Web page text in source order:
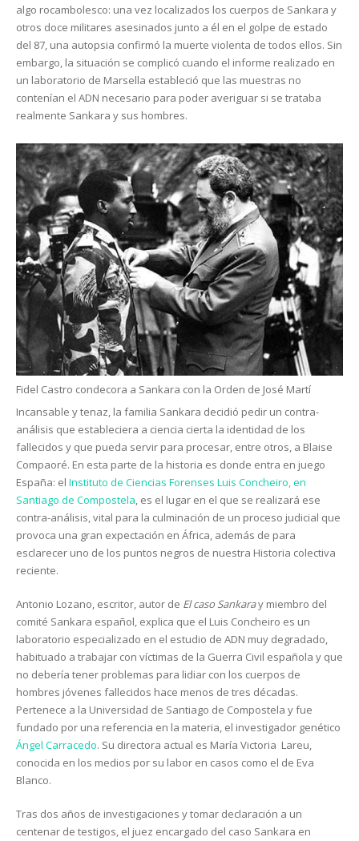
algo rocambolesco: una vez localizados los cuerpos de Sankara y
otros doce militares asesinados junto a él en el golpe de estado
del 87, una autopsia confirmó la muerte violenta de todos ellos. Sin
embargo, la situación se complicó cuando el informe realizado en
un laboratorio de Marsella estableció que las muestras no
contenían el ADN necesario para poder averiguar si se trataba
realmente Sankara y sus hombres.
Fidel Castro condecora a Sankara con la Orden de José Martí
Incansable y tenaz, la familia Sankara decidió pedir un contra-
análisis que estableciera a ciencia cierta la identidad de los
fallecidos y que pueda servir para procesar, entre otros, a Blaise
Compaoré. En esta parte de la historia es donde entra en juego
España: el Instituto de Ciencias Forenses Luis Concheiro, en
Santiago de Compostela, es el lugar en el que se realizará ese
contra-análisis, vital para la culminación de un proceso judicial que
provoca una gran expectación en África, además de para
esclarecer uno de los puntos negros de nuestra Historia colectiva
reciente.
Antonio Lozano, escritor, autor de El caso Sankaray miembro del
comité Sankara español, explica que el Luis Concheiro es un
laboratorio especializado en el estudio de ADN muy degradado,
habituado a trabajar con víctimas de la Guerra Civil española y que
no debería tener problemas para lidiar con los cuerpos de
hombres jóvenes fallecidos hace menos de tres décadas.
Pertenece a la Universidad de Santiago de Compostela y fue
fundado por una referencia en la materia, el investigador genético
Ángel Carracedo. Su directora actual es María Victoria Lareu,
conocida en los medios por su labor en casos como el de Eva
Blanco.
Tras dos años de investigaciones y tomar declaración a un
centenar de testigos, el juez encargado del caso Sankara en